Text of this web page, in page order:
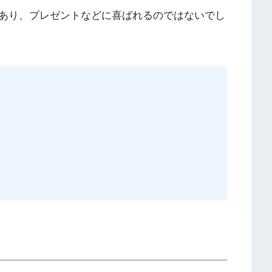
り、プレゼントなどに喜ばれるのではないでし